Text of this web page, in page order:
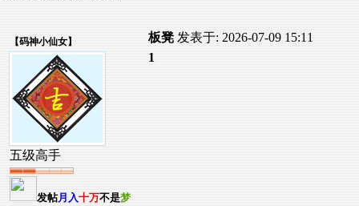
【码神小仙女】
五级高手
发帖月入十万不是梦
板凳 发表于: 2026-07-09 15:11
1